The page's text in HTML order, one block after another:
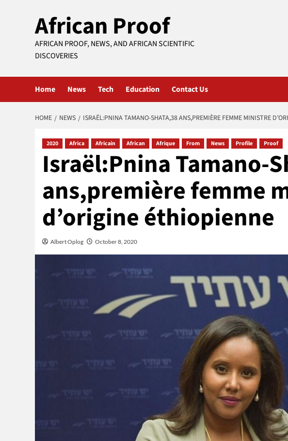
African Proof
AFRICAN PROOF, NEWS, AND AFRICAN SCIENTIFIC
DISCOVERIES
Home News Tech Education Contact Us
HOME NEWS ISRAËL:PNINA TAMANO-SHATA,38 ANS,PREMIÈRE FEMME MINISTRE
2020 Africa Africain African Afrique From News Profile Proof
Israël:Pnina Tamano-
ans,première femme
d’origine éthiopienne
Albert Oplog October 8, 2020